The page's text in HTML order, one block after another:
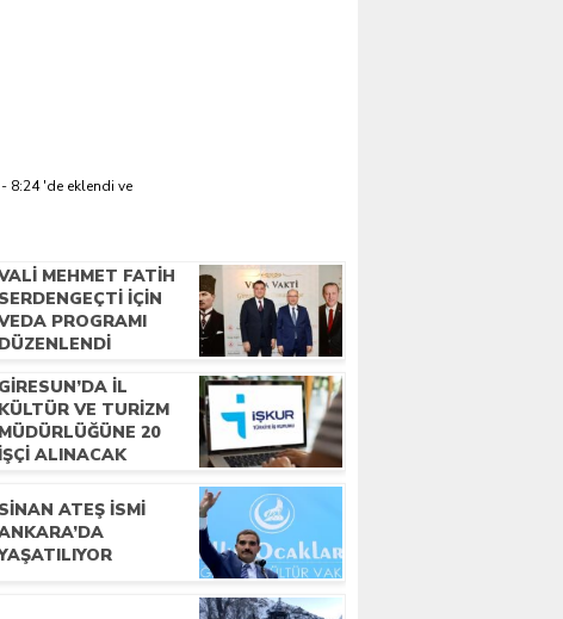
8:24 'de eklendi ve
MEHMET FATIH
SERDENGEÇTI İÇIN
PROGRAMI
DÜZENLENDI
GIRESUN’DA İL
KÜLTÜR VE TURIZM
MÜDÜRLÜĞÜNE 20
İŞÇI ALINACAK
SINAN ATEŞ İSMI